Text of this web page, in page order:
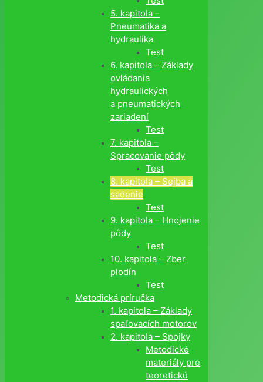
5. kapitola –
Pneumatika a
hydraulika
Test
6. kapitola – Základy
ovládania
hydraulických
a pneumatických
zariadení
Test
7. kapitola –
Spracovanie pôdy
Test
8. kapitola – Sejba a
sadenie
Test
9. kapitola – Hnojenie
pôdy
Test
10. kapitola – Zber
plodín
Test
Metodická príručka
1. kapitola – Základy
spaľovacích motorov
2. kapitola – Spojky
Metodické
materiály pre
teoretickú